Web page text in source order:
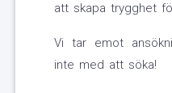
att skapa trygghet
Vi tar emot
inte med att söka!